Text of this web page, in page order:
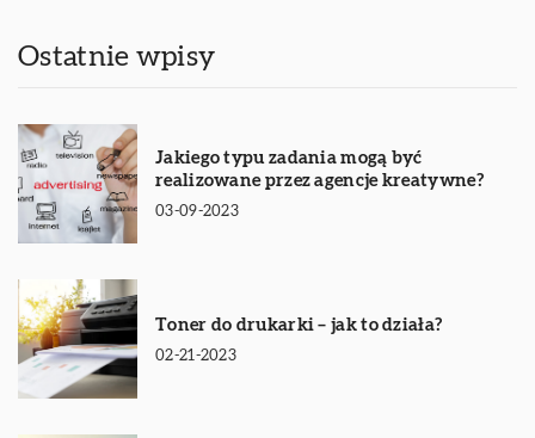
Ostatnie wpisy
Jakiego typu zadania mogą być
realizowane przez agencje kreatywne?
03-09-2023
Toner do drukarki – jak to działa?
02-21-2023